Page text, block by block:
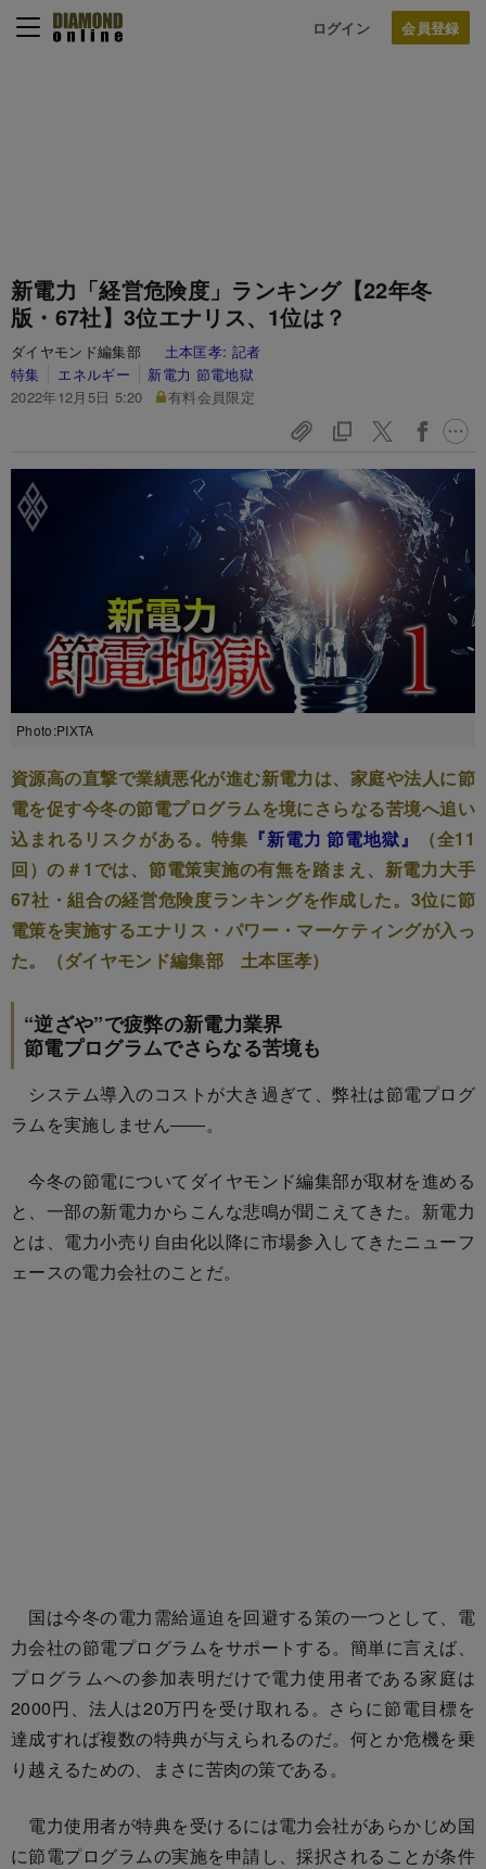
ログイン
新電力「経営危険度」ランキング【22年冬
版・67社】3位エナリス、1位は？
ダイヤモンド編集部 土本匡孝: 記者
特集
エネルギー
新電力 節電地獄
2022年12月5日 5:20
有料会員限定
Photo:PIXTA
資源高の直撃で業績悪化が進む新電力は、家庭や法人に節
電を促す今冬の節電プログラムを境にさらなる苦境へ追い
込まれるリスクがある。特集 『新電力 節電地獄』
（全11
回）の＃1では、節電策実施の有無を踏まえ、新電力大手
67社・組合の経営危険度ランキングを作成した。3位に節
電策を実施するエナリス・パワー・マーケティングが入っ
た。（ダイヤモンド編集部 土本匡孝）
“逆ざや”で疲弊の新電力業界
節電プログラムでさらなる苦境も
システム導入のコストが大き過ぎて、弊社は節電プログ
ラムを実施しません――。
今冬の節電についてダイヤモンド編集部が取材を進める
と、一部の新電力からこんな悲鳴が聞こえてきた。新電力
とは、電力小売り自由化以降に市場参入してきたニューフ
ェースの電力会社のことだ。
国は今冬の電力需給逼迫を回避する策の一つとして、電
力会社の節電プログラムをサポートする。簡単に言えば、
プログラムへの参加表明だけで電力使用者である家庭は
2000円、法人は20万円を受け取れる。さらに節電目標を
達成すれば複数の特典が与えられるのだ。何とか危機を乗
り越えるための、まさに苦肉の策である。
電力使用者が特典を受けるには電力会社があらかじめ国
に節電プログラムの実施を申請し、採択されることが条件